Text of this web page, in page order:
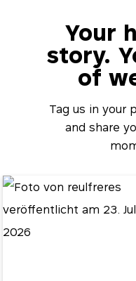
Your
story.
of
Tag us in your
and share